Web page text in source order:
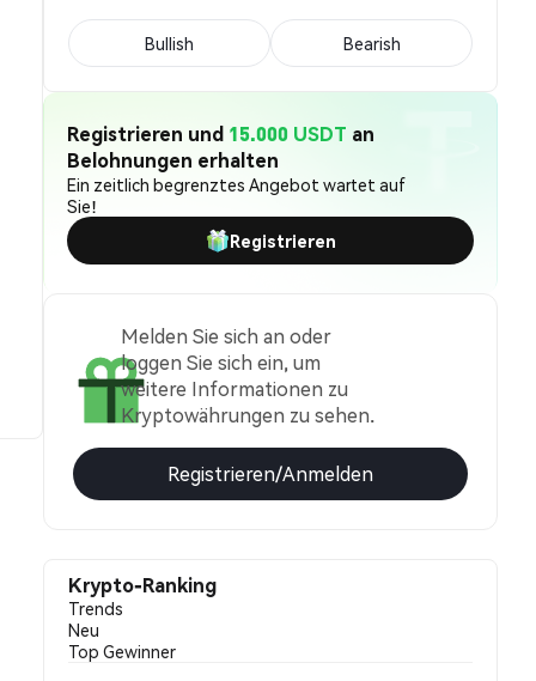
Bullish Bearish
Registrieren und 15.000 USDT an
Belohnungen erhalten
Ein zeitlich begrenztes Angebot wartet auf
Sie!
Registrieren
Melden Sie sich an oder
loggen Sie sich ein, um
weitere Informationen zu
Kryptowährungen zu sehen.
Registrieren/Anmelden
Krypto-Ranking
Trends
Neu
Top Gewinner